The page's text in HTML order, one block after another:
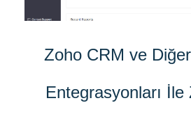
Zoho CRM ve
Entegrasyonları İle